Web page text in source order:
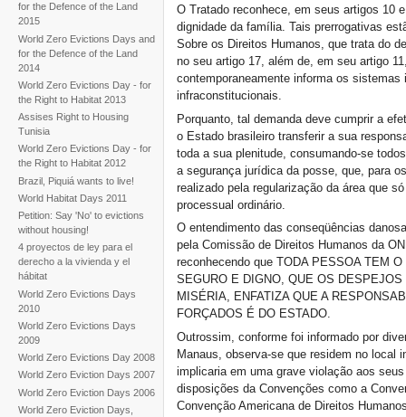
for the Defence of the Land
2015
World Zero Evictions Days and
for the Defence of the Land
2014
World Zero Evictions Day - for
the Right to Habitat 2013
Assises Right to Housing
Tunisia
World Zero Evictions Day - for
the Right to Habitat 2012
Brazil, Piquiá wants to live!
World Habitat Days 2011
Petition: Say 'No' to evictions
without housing!
4 proyectos de ley para el
derecho a la vivienda y el
hábitat
World Zero Evictions Days
2010
World Zero Evictions Days
2009
World Zero Evictions Day 2008
World Zero Eviction Days 2007
World Zero Eviction Days 2006
World Zero Eviction Days,
O Tratado reconhece, em seus artigos 10
dignidade da família. Tais prerrogativas
Sobre os Direitos Humanos, que trata do
no seu artigo 17, além de, em seu artigo
contemporaneamente informa os
infraconstitucionais.
Porquanto, tal demanda deve cumprir a
o Estado brasileiro transferir a sua
toda a sua plenitude, consumando-se
a segurança jurídica da posse, que, para
realizado pela regularização da área que
processual ordinário.
O entendimento das conseqüências
pela Comissão de Direitos Humanos da
reconhecendo que TODA PESSOA TEM
SEGURO E DIGNO, QUE OS
MISÉRIA, ENFATIZA QUE A
FORÇADOS É DO ESTADO.
Outrossim, conforme foi informado por
Manaus, observa-se que residem no local
implicaria em uma grave violação aos
disposições da Convenções como a
Convenção Americana de Direitos